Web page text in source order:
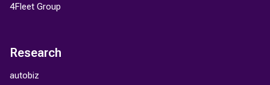
4Fleet Group
Research
autobiz